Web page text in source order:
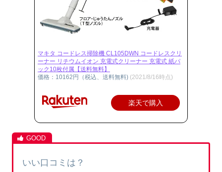
マキタ コードレス掃除機 CL105DWN コードレスクリ
ーナー リチウムイオン 充電式クリーナー 充電式 紙パ
ック10枚付属【送料無料】
価格：10162円（税込、送料無料) (2021/8/16時点)
楽天で購入
いい口コミは？